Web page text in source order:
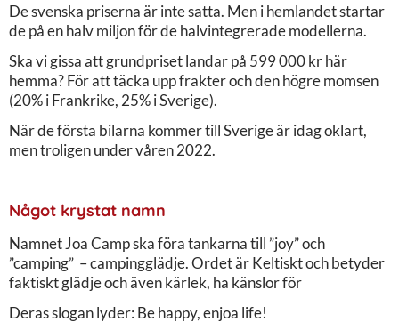
De svenska priserna är inte satta. Men i hemlandet startar
de på en halv miljon för de halvintegrerade modellerna.
Ska vi gissa att grundpriset landar på 599 000 kr här
hemma? För att täcka upp frakter och den högre momsen
(20% i Frankrike, 25% i Sverige).
När de första bilarna kommer till Sverige är idag oklart,
men troligen under våren 2022.
Något krystat namn
Namnet Joa Camp ska föra tankarna till ”joy” och
”camping” – campingglädje. Ordet är Keltiskt och betyder
faktiskt glädje och även kärlek, ha känslor för
Deras slogan lyder: Be happy, enjoa life!